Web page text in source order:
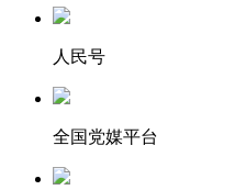
人民号
全国党媒平台